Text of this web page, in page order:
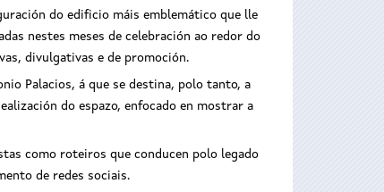
do edificio máis emblemático que lle
nestes meses de celebración ao redor do
divulgativas e de promoción.
Palacios, á que se destina, polo tanto, a
do espazo, enfocado en mostrar a
como roteiros que conducen polo legado
de redes sociais.